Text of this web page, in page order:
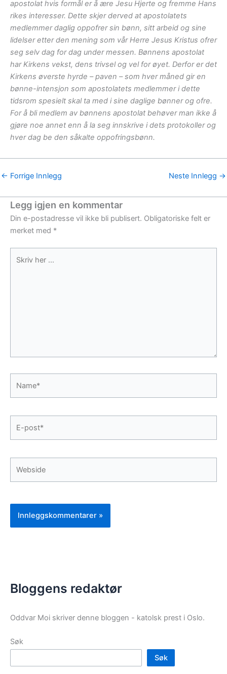
apostolat hvis formål er å ære Jesu Hjerte og fremme Hans
rikes interesser. Dette skjer derved at apostolatets
medlemmer daglig oppofrer sin bønn, sitt arbeid og sine
lidelser etter den mening som vår Herre Jesus Kristus ofrer
seg selv dag for dag under messen. Bønnens apostolat
har Kirkens vekst, dens trivsel og vel for øyet. Derfor er det
Kirkens øverste hyrde – paven – som hver måned gir en
bønne-intensjon som apostolatets medlemmer i dette
tidsrom spesielt skal ta med i sine daglige bønner og ofre.
For å bli medlem av bønnens apostolat behøver man ikke å
gjøre noe annet enn å la seg innskrive i dets protokoller og
hver dag be den såkalte oppofringsbønn.
← Forrige Innlegg Neste Innlegg →
Legg igjen en kommentar
Din e-postadresse vil ikke bli publisert. Obligatoriske felt er
merket med *
her
post*
Bloggens redaktør
Oddvar Moi skriver denne bloggen - katolsk prest i Oslo.
Søk
Søk